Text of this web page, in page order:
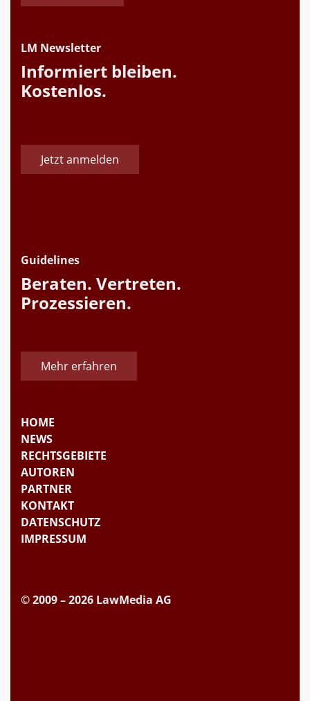
LM Newsletter
Informiert bleiben.
Kostenlos.
Jetzt anmelden
Guidelines
Beraten. Vertreten.
Prozessieren.
Mehr erfahren
HOME
NEWS
RECHTSGEBIETE
AUTOREN
PARTNER
KONTAKT
DATENSCHUTZ
IMPRESSUM
© 2009 – 2026 LawMedia AG